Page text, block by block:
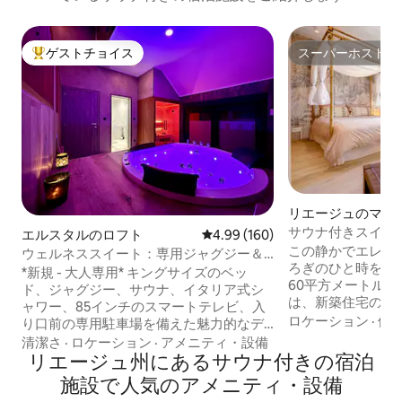
大好評のゲストチョイスです。
ゲストチョイス
エルスタルのロフト レビュー160件、5つ星中4.99つ
4.99 (160)
ウェルネススイート：専用ジャグジー＆
サウナ
*新規 - 大人専用* キングサイズのベッ
ド、ジャグジー、サウナ、イタリア式シ
ャワー、85インチのスマートテレビ、入
り口前の専用駐車場を備えた魅力的なデ
ュプレックススイート 🅿️ デジタルコード
による自動入退室 予約✨ 時の追加オプシ
ョン： 🕓 アーリーチェックイン（午後6
時ではなく午後4時15分） 🕐 レイトチェ
清潔さ · ロケーション · アメニティ・設備
スーパーホスト
スーパーホスト
リエージュのマン
パート
サウナ付きスイー
この静かでエレガ
ろぎのひと時をお過
60平方メートル
は、新築住宅の3
キッチン、シャ
えています。 リエージュ中心部まで徒歩
10分、ボヴェリ公
ディアシティと
ロケーション ·価
リエージュ州にあるサウナ付きの宿泊
施設で人気のアメニティ・設備